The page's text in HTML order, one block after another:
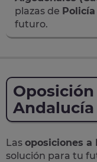
plazas de
futuro.
Andalucía
Las oposiciones a
solución para tu